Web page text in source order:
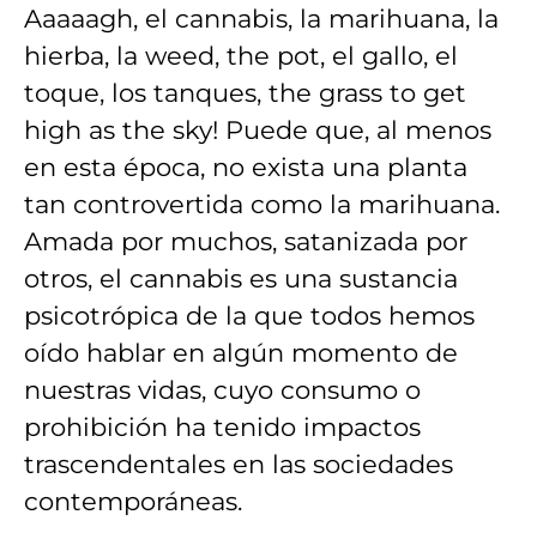
Aaaaagh, el cannabis, la marihuana, la
hierba, la weed, the pot, el gallo, el
toque, los tanques, the grass to get
high as the sky! Puede que, al menos
en esta época, no exista una planta
tan controvertida como la marihuana.
Amada por muchos, satanizada por
otros, el cannabis es una sustancia
psicotrópica de la que todos hemos
oído hablar en algún momento de
nuestras vidas, cuyo consumo o
prohibición ha tenido impactos
trascendentales en las sociedades
contemporáneas.